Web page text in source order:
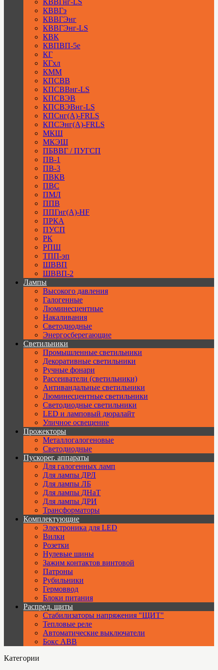
КВВГнг-LS
КВВГэ
КВВГЭнг
КВВГЭнг-LS
КВК
КВПВП-5е
КГ
КГхл
КММ
КПСВВ
КПСВВнг-LS
КПСВЭВ
КПСВЭВнг-LS
КПСнг(А)-FRLS
КПСЭнг(А)-FRLS
МКШ
МКЭШ
ПБВВГ / ПУГСП
ПВ-1
ПВ-3
ПВКВ
ПВС
ПМЛ
ППВ
ППГнг(А)-HF
ПРКА
ПУСП
РК
РПШ
ТПП-эп
ШВВП
ШВВП-2
Лампы
Высокого давления
Галогенные
Люминесцентные
Накаливания
Светодиодные
Энергосберегающие
Светильники
Промышленные светильники
Декоративные светильники
Ручные фонари
Рассеиватели (светильники)
Антивандальные светильники
Люминесцентные светильники
Cветодиодные светильники
LED и ламповый дюралайт
Уличное освещение
Прожекторы
Металлогалогеновые
Светодиодные
Пускорег. аппараты
Для галогенных ламп
Для лампы ДРЛ
Для лампы ЛБ
Для лампы ДНаТ
Для лампы ДРИ
Трансформаторы
Комплектующие
Электроника для LED
Вилки
Розетки
Нулевые шины
Зажим контактов винтовой
Патроны
Рубильники
Гермоввод
Блоки питания
Распред. щиты
Стабилизаторы напряжения "ЩИТ"
Тепловые реле
Автоматические выключатели
Бокс ABB
Категории